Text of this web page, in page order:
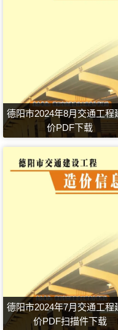
德阳市2024年8月交通工程
价PDF下载
德阳市2024年7月交通工程
价PDF扫描件下载